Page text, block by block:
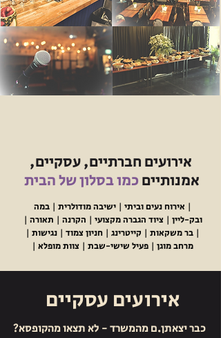
אירועים חברתיים, עסקיים,
אמנותייםכמו בסלון של הבית
| אירוח נעים וביתי | ישיבה מודולרית | במה
ובק-ליין | ציוד הגברה מקצועי | הקרנה | תאורה |
| בר משקאות | קייטרינג | חניון צמוד | נגישות |
מרחב מוגן | פעיל שישי-שבת | צוות מופלא |
אירועים עסקיים
כבר יצאתן.ם מהמשרד - לא תצאו מהקופסא?